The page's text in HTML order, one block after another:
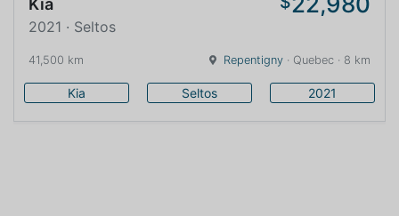
Kia
2021 · Seltos
41,500 km Repentigny · Quebec · 8 km
Kia Seltos 2021